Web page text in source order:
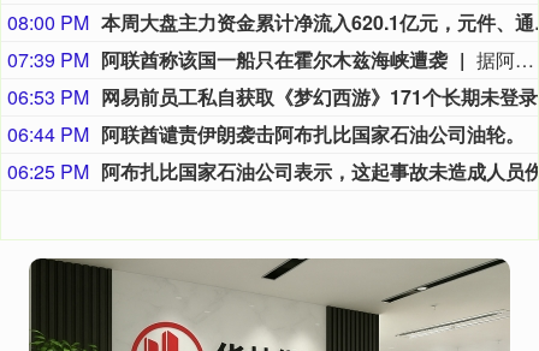
08:00 PM
本周大盘主力
07:39 PM 阿联酋称该国一船只在霍尔木兹海峡遭袭
据阿联酋通讯社8月8日报道，阿布扎比国家石油公司证实，该公司一艘船只当天凌晨在通过霍尔木兹海峡时遭导弹袭击。阿布扎比国家石油公司说，袭击未造成人员受伤，目前局面可控。该公司并未提供遭袭船只具体类型、导弹来源以及船只受损情况等更多细节。（新华社）
06:53 PM
06:44 PM 阿联酋谴责伊朗袭击阿布扎比国家石油公司油轮。
06:25 PM